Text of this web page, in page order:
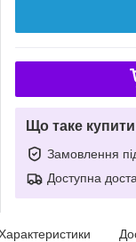
Що таке
Замовлення
Доступна